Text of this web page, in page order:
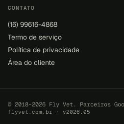
CONTATO
(16) 99616-4868
Termo de serviço
Política de privacidade
Área do cliente
© 2018–2026 Fly Vet. Parceiros
flyvet.com.br · v2026.05